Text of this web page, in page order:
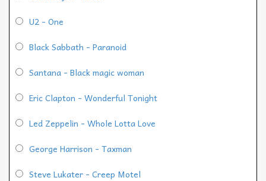
U2 - One
Black Sabbath - Paranoid
Santana - Black magic woman
Eric Clapton - Wonderful Tonight
Led Zeppelin - Whole Lotta Love
George Harrison - Taxman
Steve Lukater - Creep Motel